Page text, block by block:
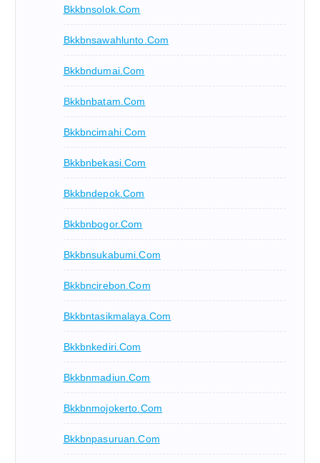
Bkkbnsolok.com
Bkkbnsawahlunto.com
Bkkbndumai.com
Bkkbnbatam.com
Bkkbncimahi.com
Bkkbnbekasi.com
Bkkbndepok.com
Bkkbnbogor.com
Bkkbnsukabumi.com
Bkkbncirebon.com
Bkkbntasikmalaya.com
Bkkbnkediri.com
Bkkbnmadiun.com
Bkkbnmojokerto.com
Bkkbnpasuruan.com